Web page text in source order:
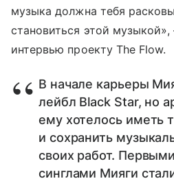
музыка должна тебя
становиться этой
интервью проекту The Flow.
В начале карьеры
лейбл Black Star, но
ему хотелось иметь
и сохранить
своих работ.
синглами Мияги